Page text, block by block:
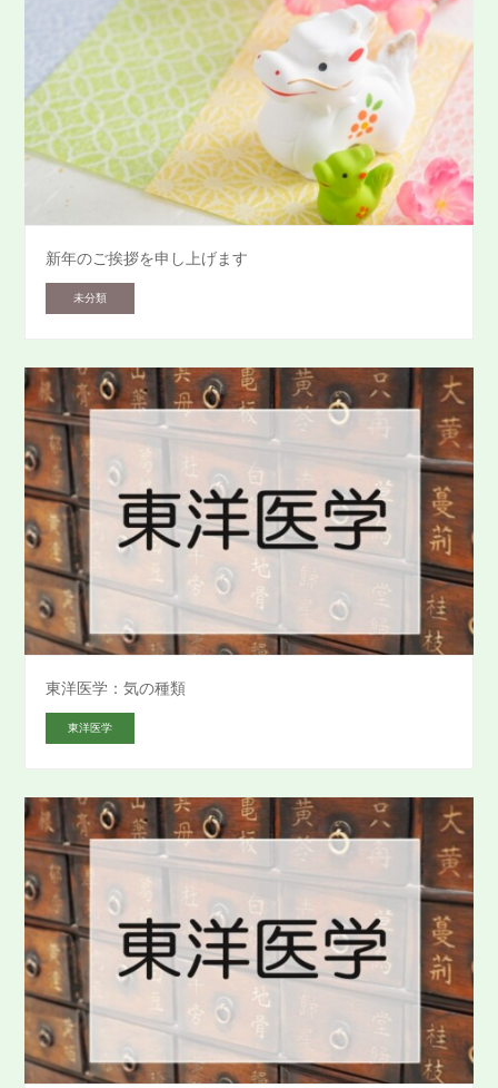
新年のご挨拶を申し上げます
未分類
東洋医学：気の種類
東洋医学